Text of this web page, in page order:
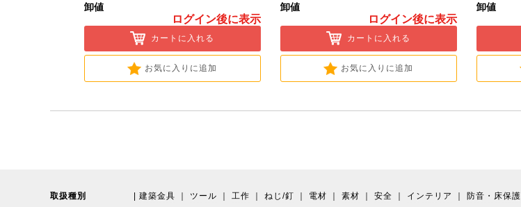
Hardware]
卸値
ログイン後に表示
カートに入れる
お気に入りに追加
卸値
ログイン後に表示
カートに入れる
お気に入りに追加
卸値
取扱種別 建築金具 ツール 工作 ねじ/釘 電材 素材 安全 インテリア 防音・床保護